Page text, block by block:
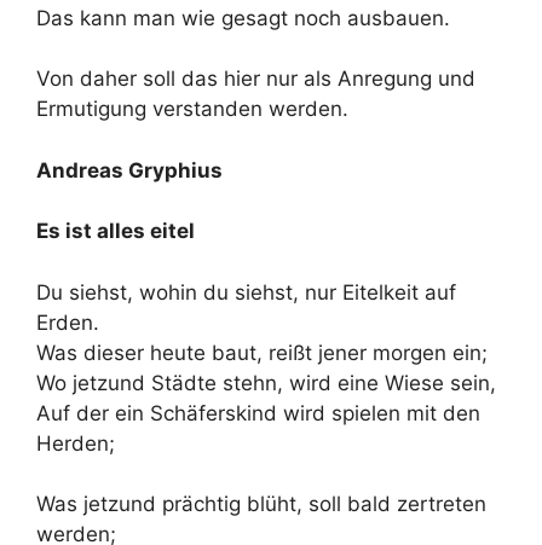
Das kann man wie gesagt noch ausbauen.
Von daher soll das hier nur als Anregung und
Ermutigung verstanden werden.
Andreas Gryphius
Es ist alles eitel
Du siehst, wohin du siehst, nur Eitelkeit auf
Erden.
Was dieser heute baut, reißt jener morgen ein;
Wo jetzund Städte stehn, wird eine Wiese sein,
Auf der ein Schäferskind wird spielen mit den
Herden;
Was jetzund prächtig blüht, soll bald zertreten
werden;